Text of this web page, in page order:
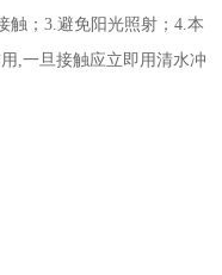
触；3.避免阳光照射；4.本
,一旦接触应立即用清水冲